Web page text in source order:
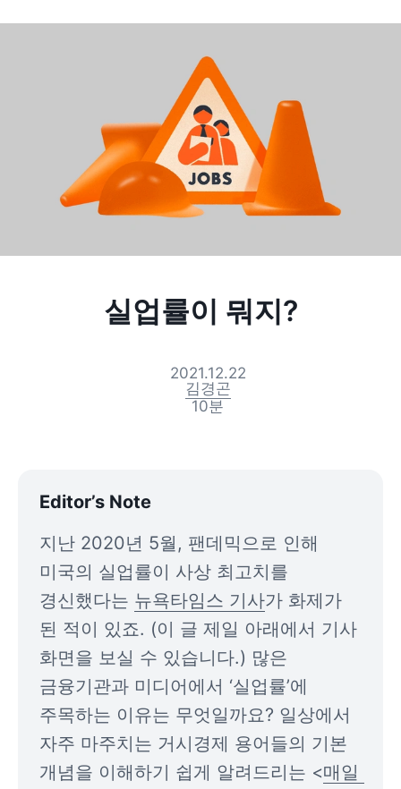
실업률이 뭐지?
2021.12.22
김경곤
10분
Editor’s Note
지난 2020년 5월, 팬데믹으로 인해
미국의 실업률이 사상 최고치를
경신했다는 뉴욕타임스 기사가 화제가
된 적이 있죠. (이 글 제일 아래에서 기사
화면을 보실 수 있습니다.) 많은
금융기관과 미디어에서 ‘실업률’에
주목하는 이유는 무엇일까요? 일상에서
자주 마주치는 거시경제 용어들의 기본
개념을 이해하기 쉽게 알려드리는 <매일